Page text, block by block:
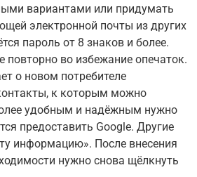
вариантами или придумать
электронной почты из других
пароль от 8 знаков и более.
повторно во избежание опечаток.
о новом потребителе
к которым можно
удобным и надёжным нужно
предоставить Google. Другие
информацию». После внесения
нужно снова щёлкнуть